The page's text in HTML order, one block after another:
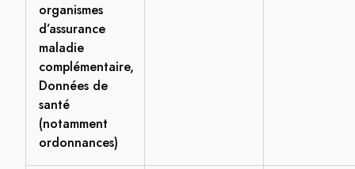
organismes
d’assurance
maladie
complémentaire,
Données de
santé
(notamment
ordonnances)